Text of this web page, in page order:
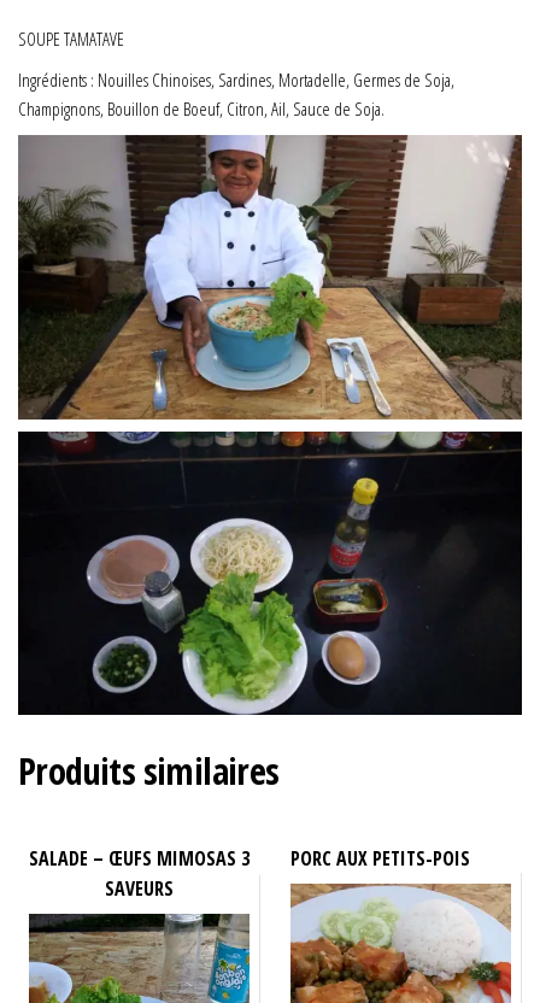
SOUPE TAMATAVE
Ingrédients : Nouilles Chinoises, Sardines, Mortadelle, Germes de Soja,
Champignons, Bouillon de Boeuf, Citron, Ail, Sauce de Soja.
Produits similaires
SALADE – ŒUFS MIMOSAS 3
SAVEURS
PORC AUX PETITS-POIS